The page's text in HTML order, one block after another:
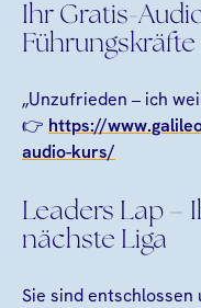
Ihr Gratis-
Führungskräfte
„Unzufrieden – ich
👉 https://
audio-kurs/
Leaders Lap –
nächste Liga
Sie sind entschlossen